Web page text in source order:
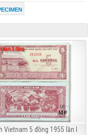
Vietnam 5 đồng 1955 lần I